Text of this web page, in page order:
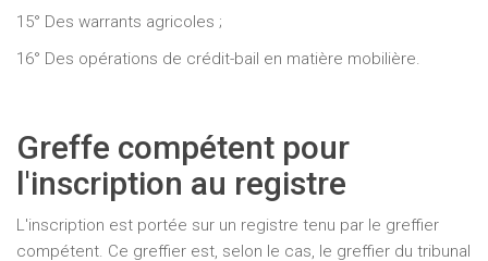
15° Des warrants agricoles ;
16° Des opérations de crédit-bail en matière mobilière.
Greffe compétent pour
l'inscription au registre
L'inscription est portée sur un registre tenu par le greffier
compétent. Ce greffier est, selon le cas, le greffier du tribunal